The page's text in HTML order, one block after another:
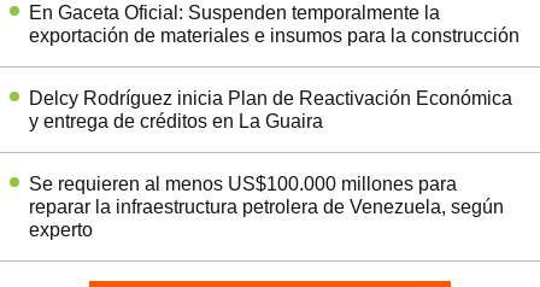
En Gaceta Oficial: Suspenden temporalmente la
exportación de materiales e insumos para la construcción
Delcy Rodríguez inicia Plan de Reactivación Económica
y entrega de créditos en La Guaira
Se requieren al menos US$100.000 millones para
reparar la infraestructura petrolera de Venezuela, según
experto